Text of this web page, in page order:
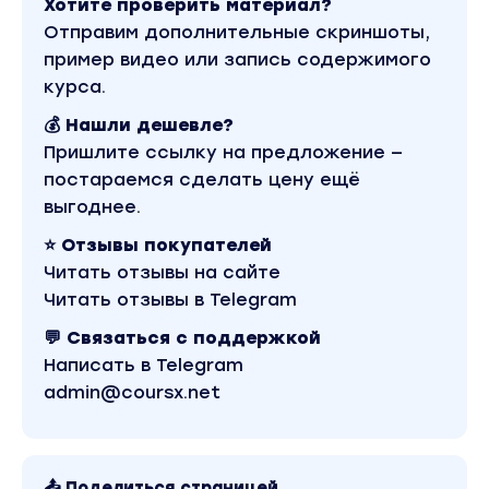
Хотите проверить материал?
Отправим дополнительные скриншоты,
пример видео или запись содержимого
курса.
💰 Нашли дешевле?
Пришлите ссылку на предложение —
постараемся сделать цену ещё
выгоднее.
⭐ Отзывы покупателей
Читать отзывы на сайте
Читать отзывы в Telegram
💬 Связаться с поддержкой
Написать в Telegram
admin@coursx.net